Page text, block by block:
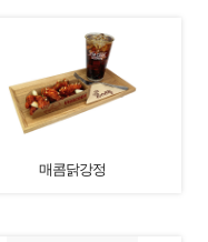
매콤닭강정